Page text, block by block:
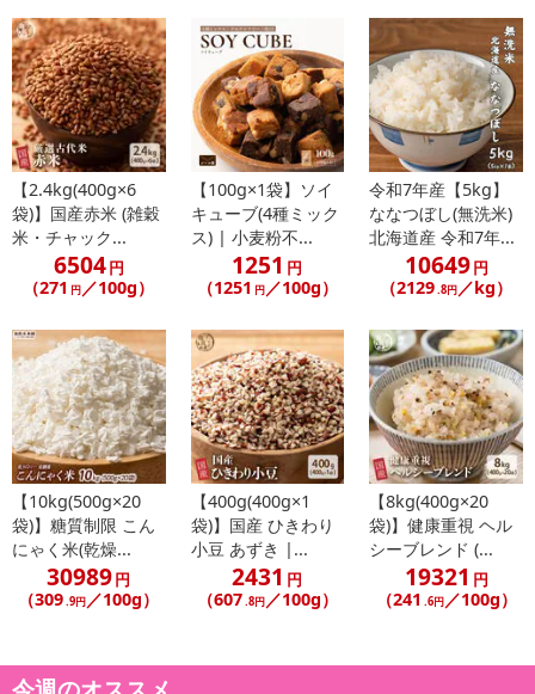
【2.4kg(400g×6
袋)】国産赤米 (雑穀
米・チャック...
6504円
（271 円／100g）
【100g×1袋】ソイ
キューブ(4種ミック
ス) | 小麦粉不...
1251 円
（1251 円／100g）
令和7年産【5kg】
ななつぼし(無洗米)
北海道産 令和7年...
10649円
（2129.8円／kg）
【10kg(500g×20
袋)】糖質制限 こん
にゃく米(乾燥...
30989円
（309 .9円 ／100g）
【400g(400g×1
袋)】国産 ひきわり
小豆 あずき |...
2431 円
（607 .8円／100g）
【8kg(400g×20
袋)】健康重視 ヘル
シーブレンド (...
19321 円
（241 .6円／100g）